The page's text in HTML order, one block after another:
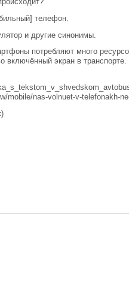
телефон.
и другие синонимы.
потребляют много
включённый экран в транспорте.
nas-volnuet-v-telefonakh-